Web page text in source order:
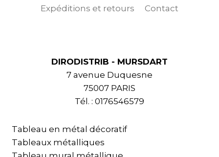
Expéditions et retours
Contact
DIRODISTRIB - MURSDART
7 avenue Duquesne
75007 PARIS
Tél. : 0176546579
Tableau en métal décoratif
Tableaux métalliques